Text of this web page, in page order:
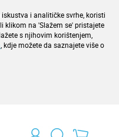
i analitičke svrhe, koristi
klikom na 'Slažem se' pristajete
s njihovim korištenjem,
, kdje možete da saznajete više o